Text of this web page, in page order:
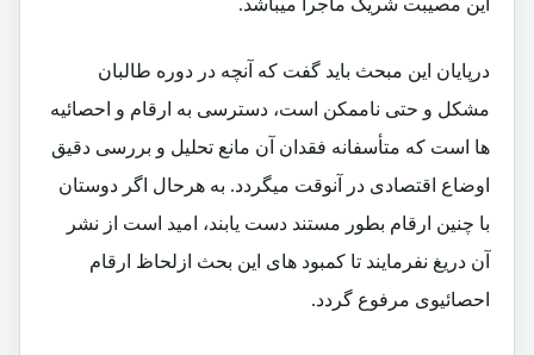
این مصیبت شریک ماجرا میباشد.
درپایان این مبحث باید گفت که آنچه در دوره طالبان
مشکل و حتی ناممکن است، دسترسی به ارقام و احصائیه
ها است که متأسفانه فقدان آن مانع تحلیل و بررسی دقیق
اوضاع اقتصادی در آنوقت میگردد. به هرحال اگر دوستان
با چنین ارقام بطور مستند دست یابند، امید است از نشر
آن دریغ نفرمایند تا کمبود های این بحث ازلحاظ ارقام
احصائیوی مرفوع گردد.